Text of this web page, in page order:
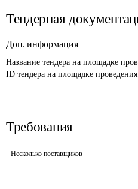
Тендерная
Доп. информация
Название тендера на площадке
ID тендера на площадке
Требования
Несколько поставщиков